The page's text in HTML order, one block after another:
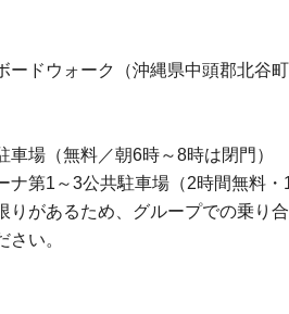
ードウォーク（沖縄県中頭郡北谷町
車場（無料／朝6時～8時は閉門）
ナ第1～3公共駐車場（2時間無料・
があるため、グループでの乗り
い。